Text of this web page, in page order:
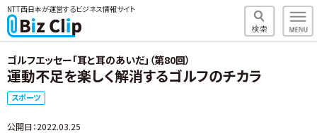
NTT西日本が運営するビジネス情報サイト
ゴルフエッセー「耳と耳のあいだ」（第80回）
運動不足を楽しく解消するゴルフのチカラ
スポーツ
公開日：2022.03.25